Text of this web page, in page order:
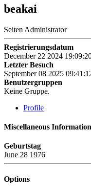
beakai
Seiten Administrator
Registrierungsdatum
December 22 2024
Letzter Besuch
September 08 2025
Benutzergruppen
Keine Gruppe.
Profile
Miscellaneous Information
Geburtstag
June 28 1976
Options